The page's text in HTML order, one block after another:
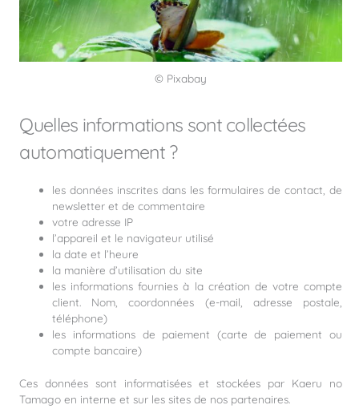
© Pixabay
Quelles informations sont collectées
automatiquement ?
les données inscrites dans les formulaires de contact, de
newsletter et de commentaire
votre adresse IP
l’appareil et le navigateur utilisé
la date et l’heure
la manière d’utilisation du site
les informations fournies à la création de votre compte
client. Nom, coordonnées (e-mail, adresse postale,
téléphone)
les informations de paiement (carte de paiement ou
compte bancaire)
Ces données sont informatisées et stockées par Kaeru no
Tamago en interne et sur les sites de nos partenaires.